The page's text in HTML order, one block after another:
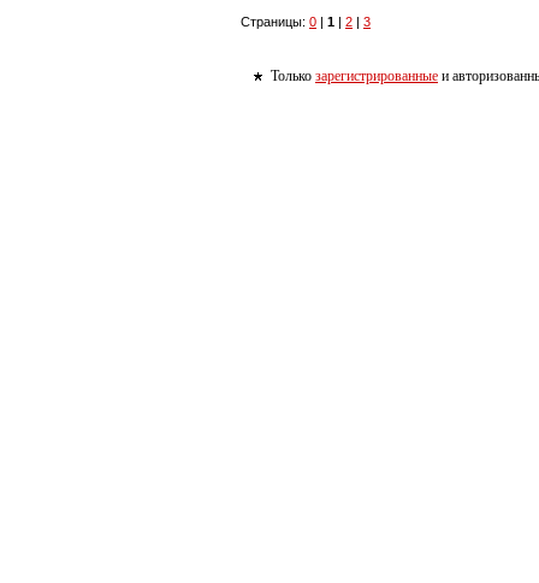
Страницы: 0 | 1 | 2 | 3
Только зарегистрированные и